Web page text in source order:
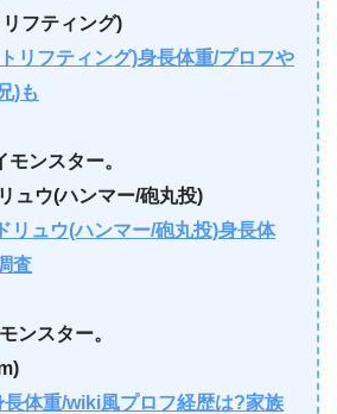
フティング)
リフティング)身長体重/プロフや
)も
ンスター。
ュウ(ハンマー/砲丸投)
リュウ(ハンマー/砲丸投)身長体
査
ンスター。
体重/wiki風プロフ経歴は?家族